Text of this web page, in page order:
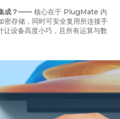
集成？—— 核心在于 PlugMate 内
密存储，同时可安全复用所连接手
设备高度小巧，且所有运算与数